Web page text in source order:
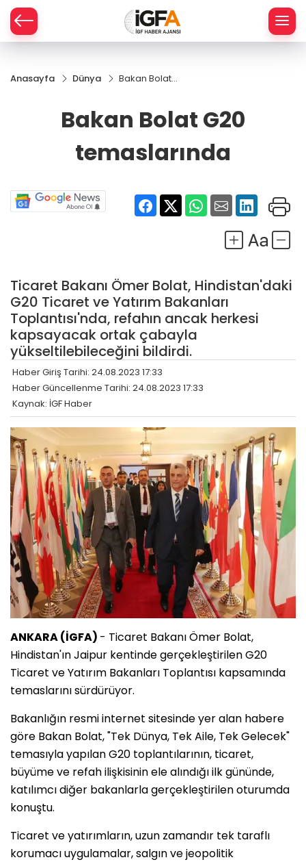
Anasayfa Dünya
Bakan Bolat
Bakan Bolat G20
temaslarında
Ticaret Bakanı Ömer Bolat, Hindistan'daki
G20 Ticaret ve Yatırım Bakanları
Toplantısı'nda, refahın ancak herkesi
kapsayacak ortak çabayla
yükseltilebileceğini bildirdi.
Haber Giriş Tarihi: 24.08.2023 17:33
Haber Güncellenme Tarihi: 24.08.2023 17:33
Kaynak: İGF Haber
ANKARA (İGFA) - Ticaret Bakanı Ömer Bolat,
Hindistan'ın Jaipur kentinde gerçekleştirilen G20
Ticaret ve Yatırım Bakanları Toplantısı kapsamında
temaslarını sürdürüyor.
Bakanlığın resmi internet sitesinde yer alan habere
göre Bakan Bolat, "Tek Dünya, Tek Aile, Tek Gelecek"
temasıyla yapılan G20 toplantılarının, ticaret,
büyüme ve refah ilişkisinin ele alındığı ilk gününde,
katılımcı diğer bakanlarla gerçekleştirilen oturumda
konuştu.
Ticaret ve yatırımların, uzun zamandır tek taraflı
korumacı uygulamalar, salgın ve jeopolitik